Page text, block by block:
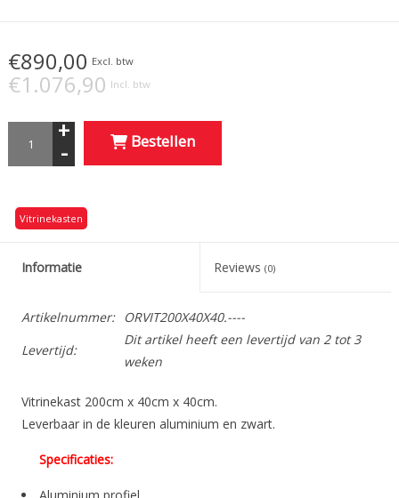
€890,00 Excl. btw
€1.076,90 Incl. btw
+
- Bestellen
Vitrinekasten
Informatie Reviews (0)
Artikelnummer:
ORVIT200X40X40.----
Levertijd:
Dit artikel heeft een levertijd van 2 tot 3
weken
Vitrinekast 200cm x 40cm x 40cm.
Leverbaar in de kleuren aluminium en zwart.
Specificaties: